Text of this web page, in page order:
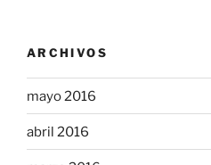
ARCHIVOS
mayo 2016
abril 2016